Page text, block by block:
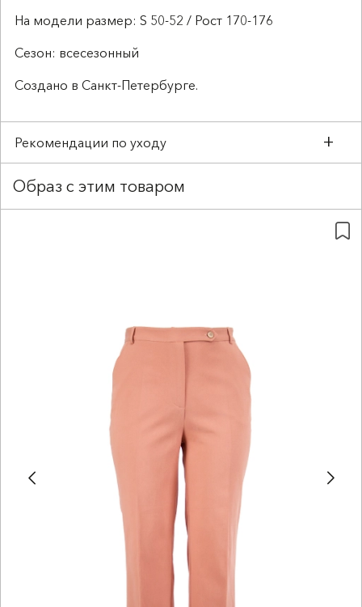
На модели размер: S 50-52 / Рост 170-176
Сезон: всесезонный
Создано в Санкт-Петербурге.
Рекомендации по уходу
Образ с этим товаром